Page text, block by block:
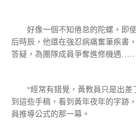
好像一個不知倦怠的陀螺。即使
后時辰，他還在強忍病痛奮筆疾書
答疑，為團隊成員爭奪進修機遇……
“經常有錯覺，黃教員只是出差
到這些手稿，看到黃年夜年的字跡
員推導公式的那一幕。